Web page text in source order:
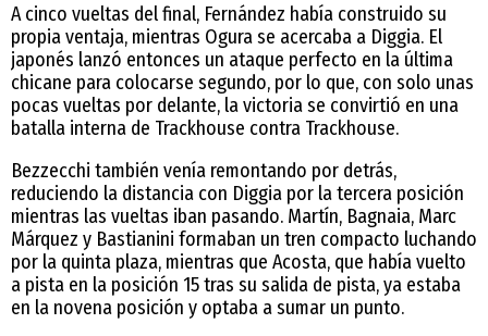
A cinco vueltas del final, Fernández había construido su
propia ventaja, mientras Ogura se acercaba a Diggia. El
japonés lanzó entonces un ataque perfecto en la última
chicane para colocarse segundo, por lo que, con solo unas
pocas vueltas por delante, la victoria se convirtió en una
batalla interna de Trackhouse contra Trackhouse.
Bezzecchi también venía remontando por detrás,
reduciendo la distancia con Diggia por la tercera posición
mientras las vueltas iban pasando. Martín, Bagnaia, Marc
Márquez y Bastianini formaban un tren compacto luchando
por la quinta plaza, mientras que Acosta, que había vuelto
a pista en la posición 15 tras su salida de pista, ya estaba
en la novena posición y optaba a sumar un punto.